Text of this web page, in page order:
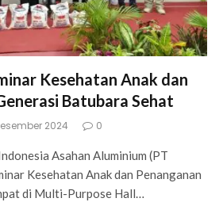
Kesehatan Anak dan
Batubara Sehat
2024 0
Asahan Aluminium (PT
Kesehatan Anak dan Penanganan
di Multi-Purpose Hall…